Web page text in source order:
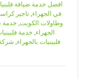
افضل خدمة ضيافة
في الجهراء,تاجير
وطاولات الكويت, خدمة
الجهراء, خدمة
فلبينيات بالجهراء,